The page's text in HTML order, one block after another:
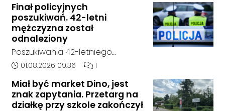
Finał policyjnych
poszukiwań. 42-letni
mężczyzna został
odnaleziony
Poszukiwania 42-letniego
mężczyzny zostały zakończone.
policja, został on odnaleziony w
sobotę, 1 sierpnia, na terenie
Data dodania artykułu:
01.08.2026 09:36 Liczba komentarzy artykułu:
1
Miał być market Dino, jest
znak zapytania. Przetarg na
działkę przy szkole zakończył